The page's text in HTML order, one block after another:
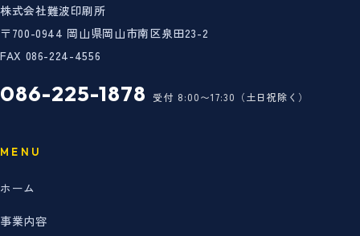
株式会社難波印刷所
〒700-0944 岡山県岡山市南区泉田23-2
FAX 086-224-4556
086-225-1878 受付 8:00〜17:30（土日祝除く）
MENU
ホーム
事業内容